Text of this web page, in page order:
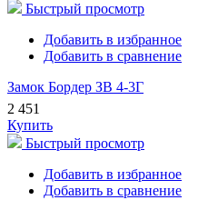
Быстрый просмотр
Добавить в избранное
Добавить в сравнение
Замок Бордер ЗВ 4-3Г
2 451
Купить
Быстрый просмотр
Добавить в избранное
Добавить в сравнение